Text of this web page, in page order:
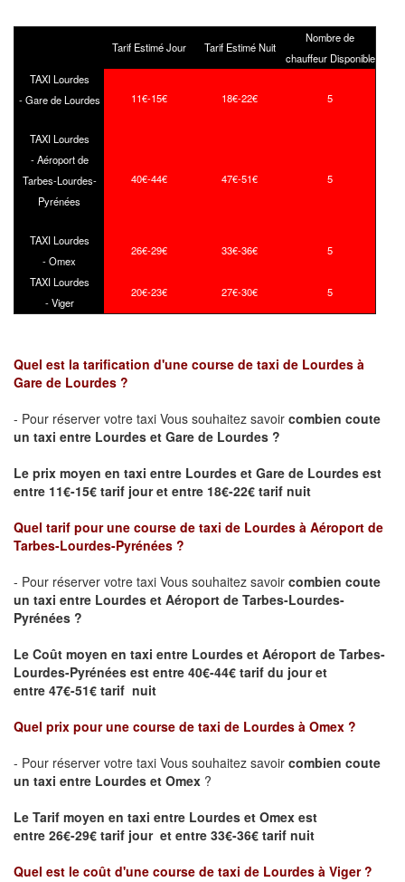
Tarif Estimé Jour Tarif Estimé Nuit
Nombre de
chauffeur Disponible
TAXI Lourdes
- Gare de Lourdes
11€-15€ 18€-22€ 5
TAXI Lourdes
- Aéroport de
Tarbes-Lourdes-
Pyrénées
40€-44€ 47€-51€ 5
TAXI Lourdes
- Omex
26€-29€ 33€-36€ 5
TAXI Lourdes
- Viger
20€-23€ 27€-30€ 5
Quel est la tarification d'une course de taxi de Lourdes à
Gare de Lourdes ?
- Pour réserver votre taxi Vous souhaitez savoir combien coute
un taxi entre Lourdes et Gare de Lourdes ?
Le prix moyen en taxi entre Lourdes et Gare de Lourdes est
entre 11€-15€ tarif jour et entre 18€-22€ tarif nuit
Quel tarif pour une course de taxi de Lourdes à Aéroport de
Tarbes-Lourdes-Pyrénées ?
- Pour réserver votre taxi Vous souhaitez savoir combien coute
un taxi entre Lourdes et Aéroport de Tarbes-Lourdes-
Pyrénées ?
Le Coût moyen en taxi entre Lourdes et Aéroport de Tarbes-
Lourdes-Pyrénées est entre 40€-44€ tarif du jour et
entre 47€-51€ tarif nuit
Quel prix pour une course de taxi de Lourdes à Omex ?
- Pour réserver votre taxi Vous souhaitez savoir combien coute
un taxi entre Lourdes et Omex ?
Le Tarif moyen en taxi entre Lourdes et Omex est
entre 26€-29€ tarif jour et entre 33€-36€ tarif nuit
Quel est le coût d'une course de taxi de Lourdes à Viger?